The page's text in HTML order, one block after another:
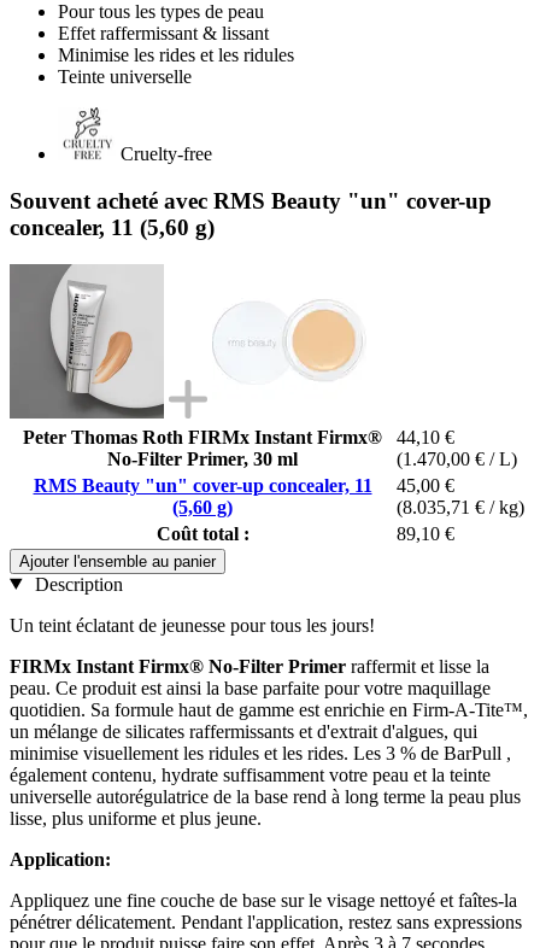
Pour tous les types de peau
Effet raffermissant & lissant
Minimise les rides et les ridules
Teinte universelle
Cruelty-free
Souvent acheté avec RMS Beauty "un" cover-up
concealer, 11 (5,60 g)
Peter Thomas Roth FIRMx Instant Firmx®
No-Filter Primer, 30 ml
44,10 €
(1.470,00 € / L)
RMS Beauty "un" cover-up concealer, 11
(5,60 g)
45,00 €
(8.035,71 € / kg)
Coût total :
89,10 €
Ajouter l'ensemble au panier
Description
Un teint éclatant de jeunesse pour tous les jours!
FIRMx Instant Firmx® No-Filter Primer raffermit et lisse la
peau. Ce produit est ainsi la base parfaite pour votre maquillage
quotidien. Sa formule haut de gamme est enrichie en Firm-A-Tite™,
un mélange de silicates raffermissants et d'extrait d'algues, qui
minimise visuellement les ridules et les rides. Les 3 % de BarPull ,
également contenu, hydrate suffisamment votre peau et la teinte
universelle autorégulatrice de la base rend à long terme la peau plus
lisse, plus uniforme et plus jeune.
Application:
Appliquez une fine couche de base sur le visage nettoyé et faîtes-la
pénétrer délicatement. Pendant l'application, restez sans expressions
pour que le produit puisse faire son effet. Après 3 à 7 secondes,